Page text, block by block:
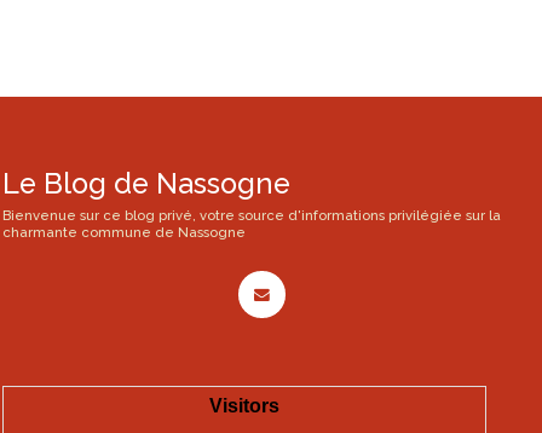
Le Blog de Nassogne
Bienvenue sur ce blog privé, votre source d'informations privilégiée sur la
charmante commune de Nassogne